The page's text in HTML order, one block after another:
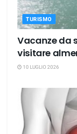
TURISMO
Vacanze da
visitare
10 LUGLIO 2026